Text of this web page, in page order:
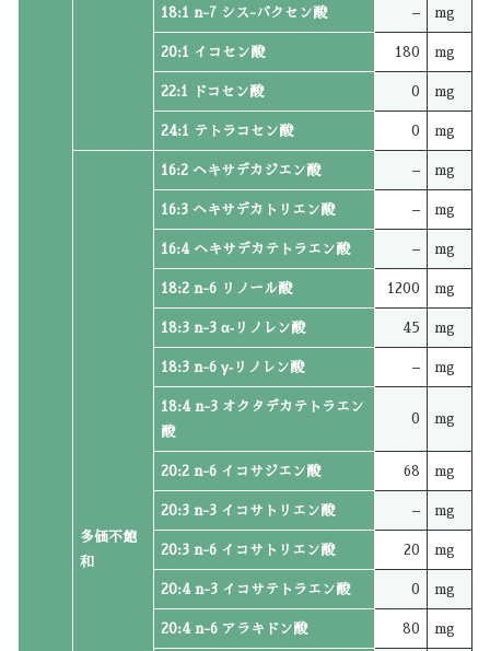
18:1 n-7 シス-バクセン酸 – mg
20:1 イコセン酸 180 mg
22:1 ドコセン酸 0 mg
24:1 テトラコセン酸 0 mg
多価不飽
和
16:2 ヘキサデカジエン酸 – mg
16:3 ヘキサデカトリエン酸 – mg
16:4 ヘキサデカテトラエン酸 – mg
18:2 n-6 リノール酸 1200 mg
18:3 n-3 α‐リノレン酸 45 mg
18:3 n-6 γ‐リノレン酸 – mg
18:4 n-3 オクタデカテトラエン
酸
0 mg
20:2 n-6 イコサジエン酸 68 mg
20:3 n-3 イコサトリエン酸 – mg
20:3 n-6 イコサトリエン酸 20 mg
20:4 n-3 イコサテトラエン酸 0 mg
20:4 n-6 アラキドン酸 80 mg